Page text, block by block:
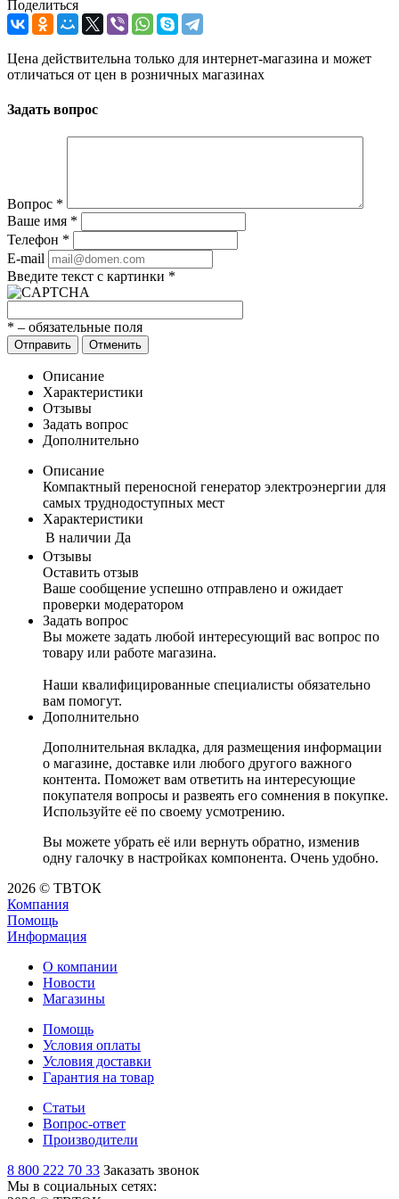
Поделиться
Цена действительна только для интернет-магазина и может
отличаться от цен в розничных магазинах
Задать вопрос
Вопрос *
Ваше имя *
Телефон *
E-mail
Введите текст с картинки *
* – обязательные поля
Отправить Отменить
Описание
Характеристики
Отзывы
Задать вопрос
Дополнительно
Описание
Компактный переносной генератор электроэнергии для
самых труднодоступных мест
Характеристики
В наличии Да
Отзывы
Оставить отзыв
Ваше сообщение успешно отправлено и ожидает
проверки модератором
Задать вопрос
Вы можете задать любой интересующий вас вопрос по
товару или работе магазина.
Наши квалифицированные специалисты обязательно
вам помогут.
Дополнительно
Дополнительная вкладка, для размещения информации
о магазине, доставке или любого другого важного
контента. Поможет вам ответить на интересующие
покупателя вопросы и развеять его сомнения в покупке.
Используйте её по своему усмотрению.
Вы можете убрать её или вернуть обратно, изменив
одну галочку в настройках компонента. Очень удобно.
2026 © ТВТОК
Компания
Помощь
Информация
О компании
Новости
Магазины
Помощь
Условия оплаты
Условия доставки
Гарантия на товар
Статьи
Вопрос-ответ
Производители
8 800 222 70 33 Заказать звонок
Мы в социальных сетях: